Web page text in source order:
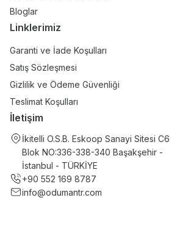
Bloglar
Linklerimiz
Garanti ve İade Koşulları
Satış Sözleşmesi
Gizlilik ve Ödeme Güvenliği
Teslimat Koşulları
İletişim
İkitelli O.S.B. Eskoop Sanayi Sitesi C6
Blok NO:336-338-340 Başakşehir -
İstanbul - TÜRKİYE
+90 552 169 8787
info@odumantr.com